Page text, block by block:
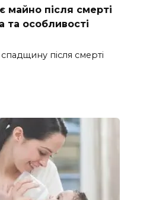
майно після смерті
та особливості
після смерті